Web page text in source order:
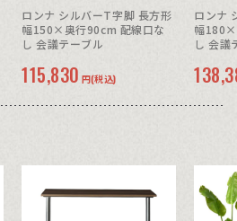
ロンナ シルバーT字脚 長方形
幅150×奥行90cm 配線口な
し 会議テーブル
115,830 円(税込)
ロンナ
幅180×
し 会議